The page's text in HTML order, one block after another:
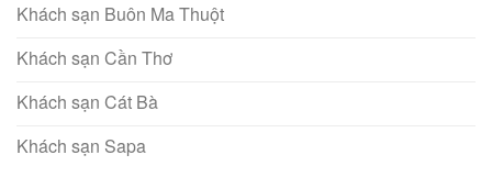
Khách sạn Buôn Ma Thuột
Khách sạn Cần Thơ
Khách sạn Cát Bà
Khách sạn Sapa